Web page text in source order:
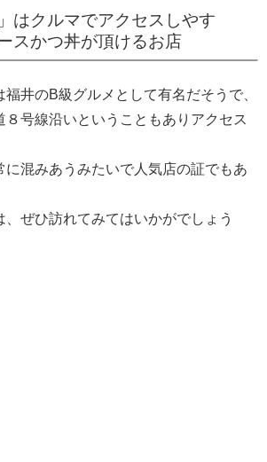
はクルマでアクセスしやす
スかつ丼が頂けるお店
福井のB級グルメとして有名だそうで、
８号線沿いということもありアクセス
に混みあうみたいで人気店の証でもあ
ぜひ訪れてみてはいかがでしょう